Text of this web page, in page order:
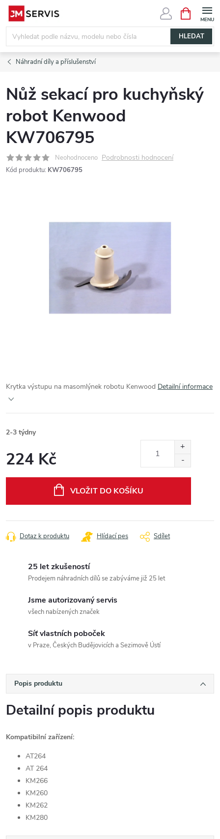
Přejít
obsah
HLEDAT
NÁKUPNÍ
KOŠÍK
Náhradní díly a příslušenství
Nůž sekací pro kuchyňský
robot Kenwood
KW706795
Neohodnoceno Podrobnosti hodnocení
Kód produktu: KW706795
Krytka výstupu na masomlýnek robotu Kenwood Detailní informace
2-3 týdny
224 Kč
VLOŽIT DO KOŠÍKU
Dotaz k produktu Hlídací pes Sdílet
25 let zkušeností
Prodejem náhradních dílů se zabýváme již 25 let
Jsme autorizovaný servis
všech nabízených značek
Síť vlastních poboček
v Praze, Českých Budějovicích a Sezimově Ústí
Popis produktu
Detailní popis produktu
Kompatibilní zařízení:
AT264
AT 264
KM266
KM260
KM262
KM280